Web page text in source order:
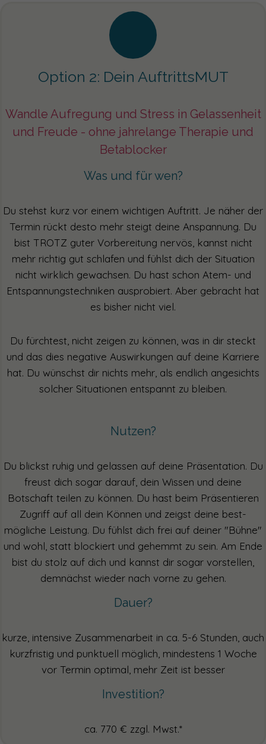
Option 2: Dein AuftrittsMUT
Wandle Aufregung und Stress in Gelassenheit
und Freude - ohne jahrelange Therapie und
Betablocker
Was und für wen?
Du stehst kurz vor einem wichtigen Auftritt. Je näher der
Termin rückt desto mehr steigt deine Anspannung. Du
bist TROTZ guter Vorbereitung nervös, kannst nicht
mehr richtig gut schlafen und fühlst dich der Situation
nicht wirklich gewachsen. Du hast schon Atem- und
Entspannungstechniken ausprobiert. Aber gebracht hat
es bisher nicht viel.
Du fürchtest, nicht zeigen zu können, was in dir steckt
und das dies negative Auswirkungen auf deine Karriere
hat. Du wünschst dir nichts mehr, als endlich angesichts
solcher Situationen entspannt zu bleiben.
Nutzen?
Du blickst ruhig und gelassen auf deine Präsentation. Du
freust dich sogar darauf, dein Wissen und deine
Botschaft teilen zu können. Du hast beim Präsentieren
Zugriff auf all dein Können und zeigst deine best-
mögliche Leistung. Du fühlst dich frei auf deiner "Bühne"
und wohl, statt blockiert und gehemmt zu sein. Am Ende
bist du stolz auf dich und kannst dir sogar vorstellen,
demnächst wieder nach vorne zu gehen.
Dauer?
kurze, intensive Zusammenarbeit in ca. 5-6 Stunden, auch
kurzfristig und punktuell möglich, mindestens 1 Woche
vor Termin optimal, mehr Zeit ist besser
Investition?
ca. 770 € zzgl. Mwst.*